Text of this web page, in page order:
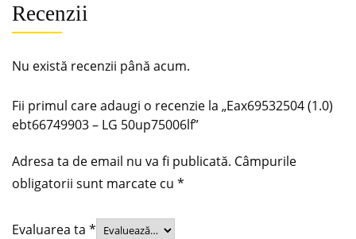
Recenzii
Nu există recenzii până acum.
Fii primul care adaugi o recenzie la „Eax69532504 (1.0)
ebt66749903 – LG 50up75006lf”
Adresa ta de email nu va fi publicată. Câmpurile
obligatorii sunt marcate cu *
Evaluarea ta *